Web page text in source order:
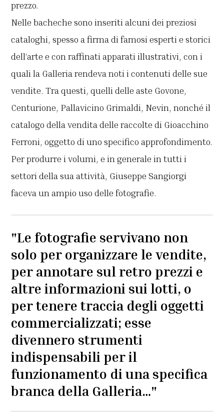
prezzo.
Nelle bacheche sono inseriti alcuni dei preziosi
cataloghi, spesso a firma di famosi esperti e storici
dell’arte e con raffinati apparati illustrativi, con i
quali la Galleria rendeva noti i contenuti delle sue
vendite. Tra questi, quelli delle aste Govone,
Centurione, Pallavicino Grimaldi, Nevin, nonché il
catalogo della vendita delle raccolte di Gioacchino
Ferroni, oggetto di uno specifico approfondimento.
Per produrre i volumi, e in generale in tutti i
settori della sua attività, Giuseppe Sangiorgi
faceva un ampio uso delle fotografie.
"Le fotografie servivano non
solo per organizzare le vendite,
per annotare sul retro prezzi e
altre informazioni sui lotti, o
per tenere traccia degli oggetti
commercializzati; esse
divennero strumenti
indispensabili per il
funzionamento di una specifica
branca della Galleria…"